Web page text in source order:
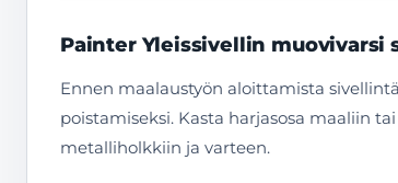
Painter Yleissivellin muovivarsi
Ennen maalaustyön aloittamista
poistamiseksi. Kasta harjasosa maaliin
metalliholkkiin ja varteen.